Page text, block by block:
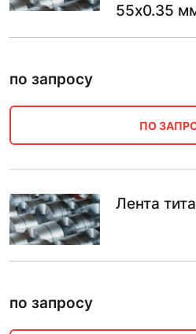
55х0.35
по запросу
ПО
Лента
по запросу